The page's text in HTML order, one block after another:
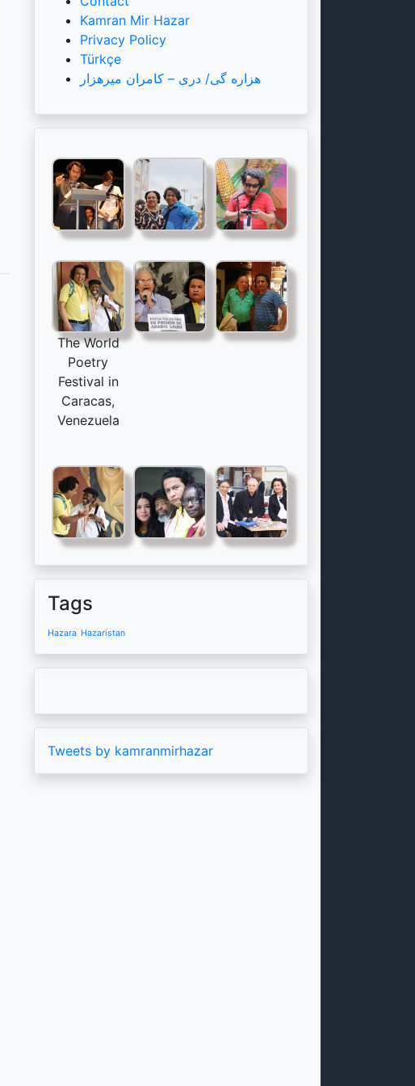
Kamran Mir Hazar
Privacy Policy
Türkçe
هزاره گی/ دری – کامران میرهزار
The World
Poetry
Festival in
Caracas,
Venezuela
Tags
Hazara Hazaristan
Tweets by kamranmirhazar